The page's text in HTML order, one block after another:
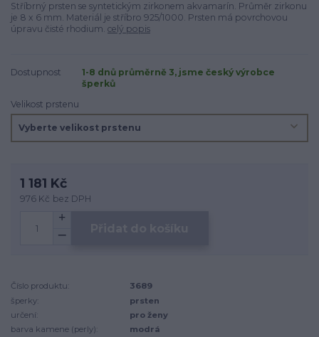
Stříbrný prsten se syntetickým zirkonem akvamarín. Průměr zirkonu
je 8 x 6 mm. Materiál je stříbro 925/1000. Prsten má povrchovou
úpravu čisté rhodium. celý popis
Dostupnost
1-8 dnů průměrně 3, jsme český výrobce
šperků
Velikost prstenu
1 181 Kč
976 Kč bez DPH
Číslo produktu:
3689
šperky:
prsten
určení:
pro ženy
barva kamene (perly):
modrá